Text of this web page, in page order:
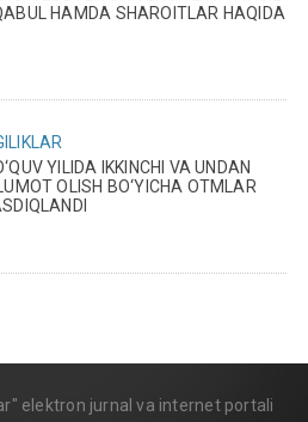
HAMDA SHAROITLAR HAQIDA
YILIDA IKKINCHI VA UNDAN
OLISH BO‘YICHA OTMLAR
elektron jurnal va internet portali